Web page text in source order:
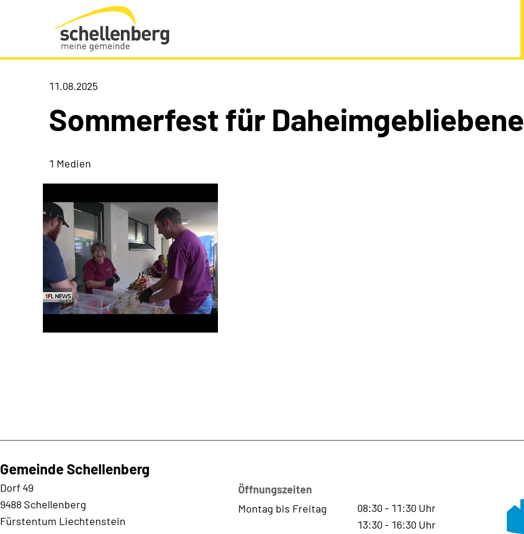
Gemeinde Schellenberg Startseite
11.08.2025
Sommerfest für Daheimgebliebene
1 Medien
Gemeinde Schellenberg
Dorf 49
9488 Schellenberg
Fürstentum Liechtenstein
Öffnungszeiten
Montag bis Freitag
08:30- 11:30 Uhr
13:30- 16:30 Uhr